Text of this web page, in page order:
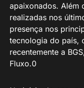
apaixonados. Além
realizadas nos
presença nos
tecnologia do país,
recentemente a
Fluxo.0